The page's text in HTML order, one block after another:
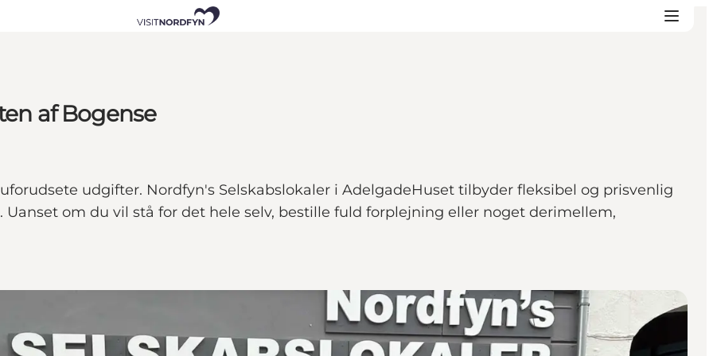
af Bogense
udgifter. Nordfyn's Selskabslokaler i AdelgadeHuset tilbyder fleksibel og prisvenlig
om du vil stå for det hele selv, bestille fuld forplejning eller noget derimellem,